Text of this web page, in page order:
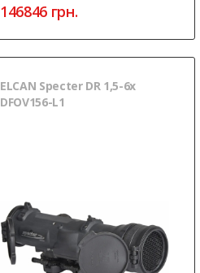
146846грн.
ELCAN Specter DR 1,5-6x
DFOV156-L1